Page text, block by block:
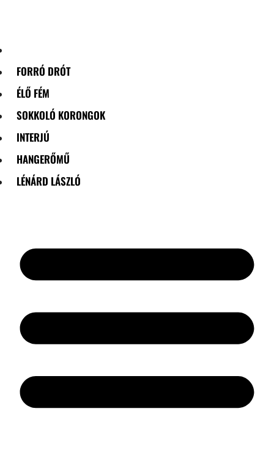
FORRÓ DRÓT
ÉLŐ FÉM
SOKKOLÓ KORONGOK
INTERJÚ
HANGERŐMŰ
LÉNÁRD LÁSZLÓ